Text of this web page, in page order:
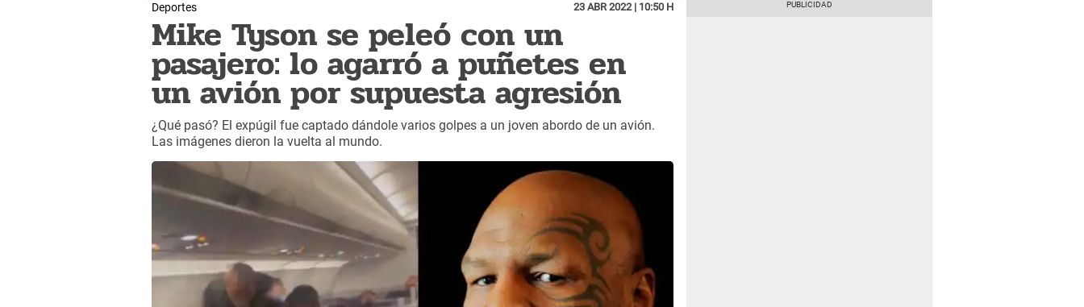
Deportes 23 ABR 2022 | 10:50 H
Mike Tyson se peleó con un
pasajero: lo agarró a puñetes en
un avión por supuesta agresión
¿Qué pasó? El expúgil fue captado dándole varios golpes a un joven abordo de un avión.
Las imágenes dieron la vuelta al mundo.